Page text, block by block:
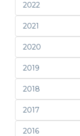
2022
2021
2020
2019
2018
2017
2016